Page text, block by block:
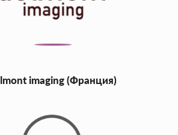
imaging (Франция)